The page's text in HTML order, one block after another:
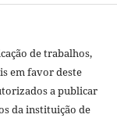
de trabalhos,
em favor deste
a publicar
da instituição de